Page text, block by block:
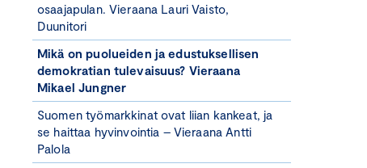
osaajapulan. Vieraana Lauri Vaisto,
Duunitori
Mikä on puolueiden ja edustuksellisen
demokratian tulevaisuus? Vieraana
Mikael Jungner
Suomen työmarkkinat ovat liian kankeat, ja
se haittaa hyvinvointia – Vieraana Antti
Palola